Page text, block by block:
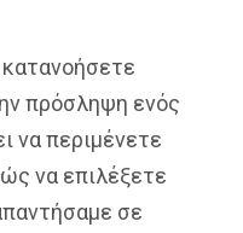
πρόσληψη ενός
να περιμένετε
να επιλέξετε
σε